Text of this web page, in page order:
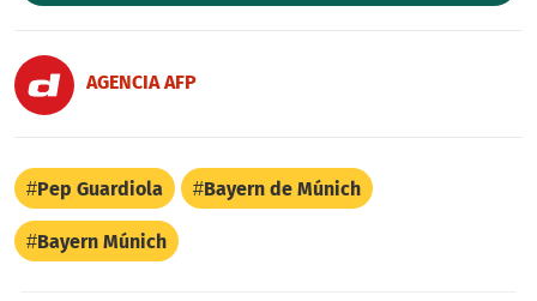
AGENCIA AFP
Pep Guardiola Bayern de Múnich
Bayern Múnich